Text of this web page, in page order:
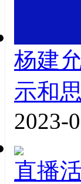
杨建
示和
2023-
直播